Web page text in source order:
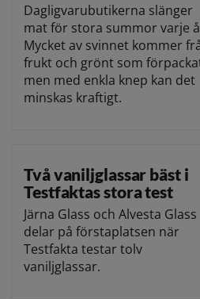
Dagligvarubutikerna slänger
mat för stora summor varje
Mycket av svinnet kommer
frukt och grönt som
men med enkla knep kan det
minskas kraftigt.
Två vaniljglassar bäst i
Testfaktas stora test
Järna Glass och Alvesta Glass
delar på förstaplatsen när
Testfakta testar tolv
vaniljglassar.